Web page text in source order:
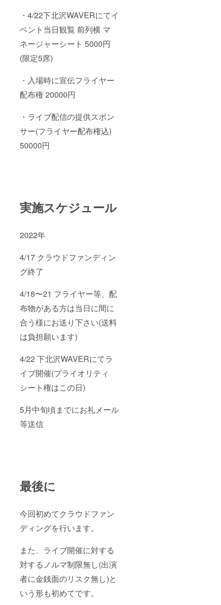
・4/22下北沢WAVERにてイ
ベント当日観覧 前列横 マ
ネージャーシート 5000円
(限定5席)
・入場時に宣伝フライヤー
配布権 20000円
・ライブ配信の提供スポン
サー(フライヤー配布権込)
50000円
実施スケジュール
2022年
4/17 クラウドファンディン
グ終了
4/18〜21 フライヤー等、配
布物がある方は当日に間に
合う様にお送り下さい(送料
は負担願います)
4/22 下北沢WAVERにてラ
イブ開催(プライオリティ
シート権はこの日)
5月中旬頃までにお礼メール
等送信
最後に
今回初めてクラウドファン
ディングを行います。
また、ライブ開催に対する
対するノルマ制限無し(出演
者に金銭面のリスク無し)と
いう形も初めてです。